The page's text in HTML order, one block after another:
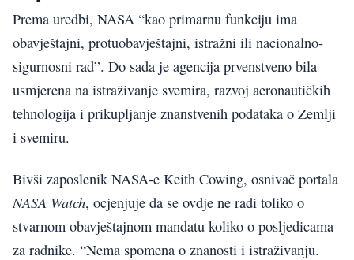
Prema uredbi, NASA “kao primarnu funkciju ima
obavještajni, protuobavještajni, istražni ili nacionalno-
sigurnosni rad”. Do sada je agencija prvenstveno bila
usmjerena na istraživanje svemira, razvoj aeronautičkih
tehnologija i prikupljanje znanstvenih podataka o Zemlji
i svemiru.
Bivši zaposlenik NASA-e Keith Cowing, osnivač portala
NASA Watch, ocjenjuje da se ovdje ne radi toliko o
stvarnom obavještajnom mandatu koliko o posljedicama
za radnike. “Nema spomena o znanosti i istraživanju.